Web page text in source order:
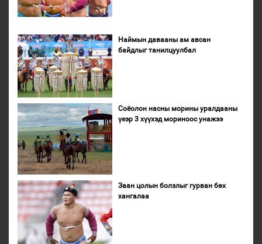
Наймын давааны ам авсан
байдлыг танилцуулбал
Соёолон насны морины уралдааны
үеэр 3 хүүхэд мориноос унажээ
Заан цолын болзлыг гурван бөх
хангалаа